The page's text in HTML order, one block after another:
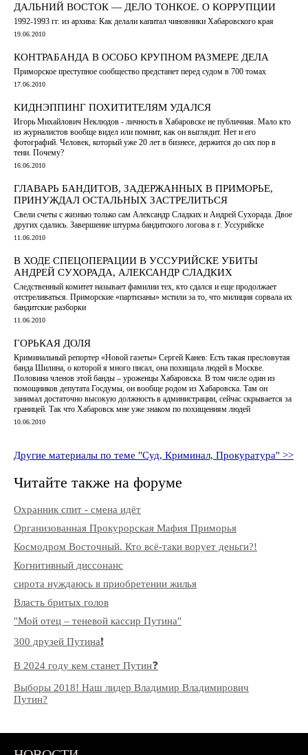
ДАЛЬНИЙ ВОСТОК — ДЕЛО ТОНКОЕ. О КОРРУПЦИИ
1992-1993 гг. из архива: Как делали капитал чиновники Хабаровского края
19.06.2010
КОНТРАБАНДА В ОСОБО КРУПНОМ РАЗМЕРЕ ДЕЛА
Приморское преступное сообщество предстанет перед судом в 700 томах
17.06.2010
КИДНЭППИНГ ПОХИТИТЕЛЯМ УДАЛСЯ
Игорь Михайлович Неклюдов - личность в Хабаровске не публичная. Мало кто
из журналистов вообще видел или помнит, как он выглядит. Нет и его
фотографий. Человек, который уже 20 лет в бизнесе, держится до сих пор в
тени. Почему?
16.06.2010
ГЛАВАРЬ БАНДИТОВ, ЗАДЕРЖАННЫХ В ПРИМОРЬЕ,
ПРИНУЖДАЛ ОСТАЛЬНЫХ ЗАСТРЕЛИТЬСЯ
Свели счеты с жизнью только сам Александр Сладких и Андрей Сухорада. Двое
других сдались. Завершение штурма бандитского логова в г. Уссурийске
11.06.2010
В ХОДЕ СПЕЦОПЕРАЦИИ В УССУРИЙСКЕ УБИТЫ
АНДРЕЙ СУХОРАДА, АЛЕКСАНДР СЛАДКИХ
Следственный комитет называет фамилии тех, кто сдался и еще продолжает
отстреливаться. Приморские «партизаны» мстили за то, что милиция сорвала их
бандитские разборки
11.06.2010
ГОРЬКАЯ ДОЛЯ
Криминальный репортер «Новой газеты» Сергей Канев: Есть такая пресловутая
банда Шилина, о которой я много писал, она похищала людей в Москве.
Половина членов этой банды – уроженцы Хабаровска. В том числе один из
помощников депутата Госдумы, он вообще родом из Хабаровска. Там он
занимал достаточно высокую должность в администрации, сейчас скрывается за
границей. Так что Хабаровск мне уже знаком по похищениям людей
10.06.2010
Другие материалы по теме "Суд, Криминал, Прокуратура" >>
Читайте также на форуме
Охранник спит - смена идёт
Организованная Прокурорская Мафия Приморья
Космодром Восточный. Кто всё-таки ворует деньги?!
Когнитивный диссонанс
сирота нуждаюсь в приобретении жилья
Власть бритых голов
"Мой отец – теневой кассир Путина"
300 друзей Путина❗️
В 2024 году кем станет Путин❓
Выборы 2018! Наш лидер Владимир Владимирович
Путин?